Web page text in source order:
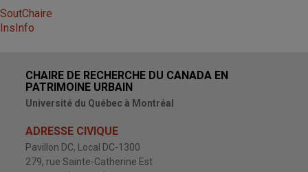
SoutChaire
InsInfo
CHAIRE DE RECHERCHE DU CANADA EN
PATRIMOINE URBAIN
Université du Québec à Montréal
ADRESSE CIVIQUE
Pavillon DC, Local DC-1300
279, rue Sainte-Catherine Est